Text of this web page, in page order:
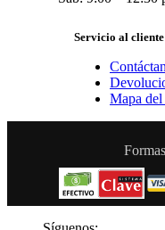
Servicio al cliente
Mapa